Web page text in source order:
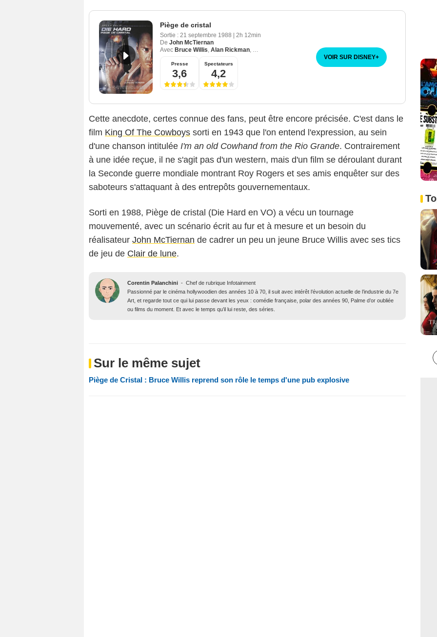
Piège de cristal
Sortie : 21 septembre 1988
2h 12min
De John McTiernan
Avec Bruce Willis, Alan Rickman, Alexander Godunov
Presse
3,6
Spectateurs
4,2
VOIR SUR DISNEY+
Cette anecdote, certes connue des fans, peut être encore précisée. C'est dans le
film King Of The Cowboys sorti en 1943 que l'on entend l'expression, au sein
d'une chanson intitulée I'm an old Cowhand from the Rio Grande. Contrairement
à une idée reçue, il ne s'agit pas d'un western, mais d'un film se déroulant durant
la Seconde guerre mondiale montrant Roy Rogers et ses amis enquêter sur des
saboteurs s'attaquant à des entrepôts gouvernementaux.
Sorti en 1988, Piège de cristal (Die Hard en VO) a vécu un tournage
mouvementé, avec un scénario écrit au fur et à mesure et un besoin du
réalisateur John McTiernan de cadrer un peu un jeune Bruce Willis avec ses tics
de jeu de Clair de lune.
Corentin Palanchini - Chef de rubrique Infotainment
Passionné par le cinéma hollywoodien des années 10 à 70, il suit avec intérêt l’évolution actuelle de l’industrie du 7e
Art, et regarde tout ce qui lui passe devant les yeux : comédie française, polar des années 90, Palme d’or oubliée
ou films du moment. Et avec le temps qu’il lui reste, des séries.
Sur le même sujet
Piège de Cristal : Bruce Willis reprend son rôle le temps d'une pub explosive